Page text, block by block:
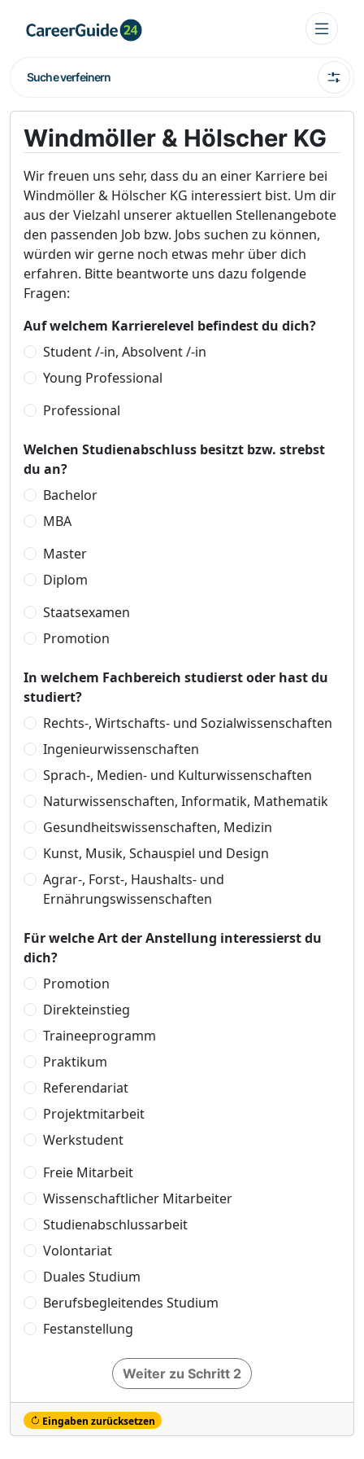
Suche verfeinern
Windmöller & Hölscher KG
Wir freuen uns sehr, dass du an einer Karriere bei
Windmöller & Hölscher KG interessiert bist. Um dir
aus der Vielzahl unserer aktuellen Stellenangebote
den passenden Job bzw. Jobs suchen zu können,
würden wir gerne noch etwas mehr über dich
erfahren. Bitte beantworte uns dazu folgende
Fragen:
Auf welchem Karrierelevel befindest du dich?
Student /-in, Absolvent /-in
Young Professional
Professional
Welchen Studienabschluss besitzt bzw. strebst
du an?
Bachelor
MBA
Master
Diplom
Staatsexamen
Promotion
In welchem Fachbereich studierst oder hast du
studiert?
Rechts-, Wirtschafts- und Sozialwissenschaften
Ingenieurwissenschaften
Sprach-, Medien- und Kulturwissenschaften
Naturwissenschaften, Informatik, Mathematik
Gesundheitswissenschaften, Medizin
Kunst, Musik, Schauspiel und Design
Agrar-, Forst-, Haushalts- und
Ernährungswissenschaften
Für welche Art der Anstellung interessierst du
dich?
Promotion
Direkteinstieg
Traineeprogramm
Praktikum
Referendariat
Projektmitarbeit
Werkstudent
Freie Mitarbeit
Wissenschaftlicher Mitarbeiter
Studienabschlussarbeit
Volontariat
Duales Studium
Berufsbegleitendes Studium
Festanstellung
Weiter zu Schritt 2
Eingaben zurücksetzen